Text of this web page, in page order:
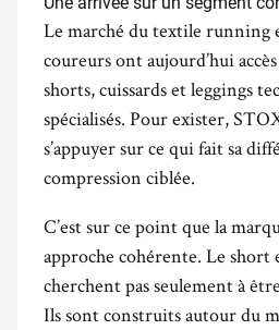
Le marché du textile running
coureurs ont aujourd’hui
shorts, cuissards et leggings
spécialisés. Pour exister,
s’appuyer sur ce qui fait sa
compression ciblée.
C’est sur ce point que la
approche cohérente. Le short
cherchent pas seulement à
Ils sont construits autour du